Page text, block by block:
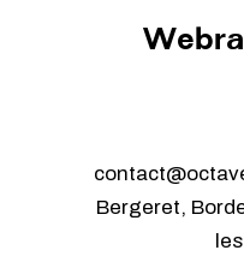
Bergeret,